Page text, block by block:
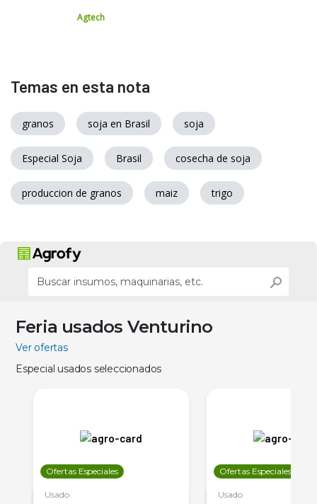
Agtech
Temas en esta nota
granos soja en Brasil soja
Especial Soja Brasil cosecha de soja
produccion de granos maiz trigo
Feria usados Venturino
Ver ofertas
Especial usados seleccionados
Ofertas Especiales
Usado
Ofertas Especiales
Usado